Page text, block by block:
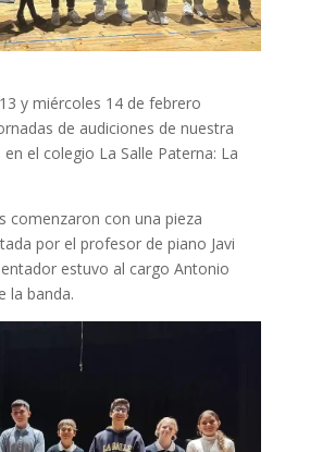
y miércoles 14 de febrero
de audiciones de nuestra
el colegio La Salle Paterna: La
comenzaron con una pieza
por el profesor de piano Javi
estuvo al cargo Antonio
la banda.